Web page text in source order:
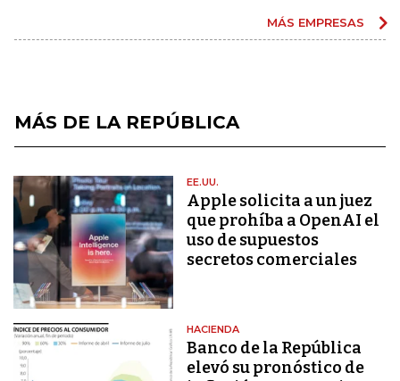
MÁS EMPRESAS
MÁS DE LA REPÚBLICA
EE.UU.
Apple solicita a un juez
que prohíba a OpenAI el
uso de supuestos
secretos comerciales
HACIENDA
Banco de la República
elevó su pronóstico de